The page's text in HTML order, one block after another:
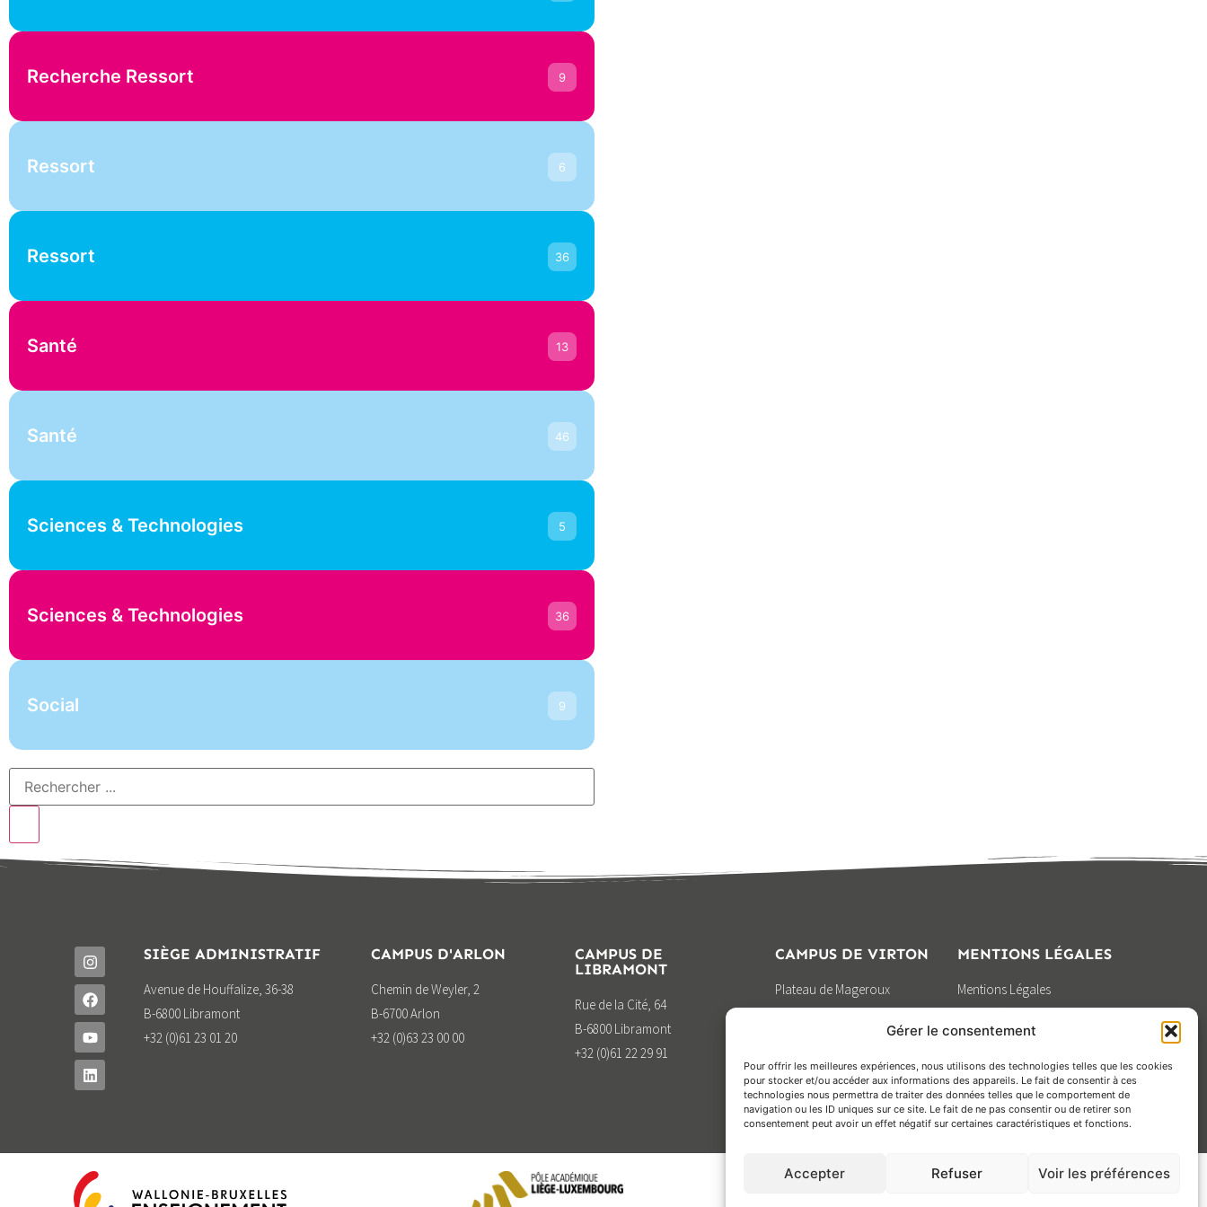
Gérer le consentement
Pour offrir les meilleures expériences, nous utilisons des technologies telles que les cookies
pour stocker et/ou accéder aux informations des appareils. Le fait de consentir à ces
technologies nous permettra de traiter des données telles que le comportement de
navigation ou les ID uniques sur ce site. Le fait de ne pas consentir ou de retirer son
consentement peut avoir un effet négatif sur certaines caractéristiques et fonctions.
Accepter Refuser Voir les préférences
Recherche Ressort 9
Ressort 6
Ressort 36
Santé 13
Santé 46
Sciences & Technologies 5
Sciences & Technologies 36
Social 9
SIÈGE ADMINISTRATIF
Avenue de Houffalize, 36-38
B-6800 Libramont
+32 (0)61 23 01 20
CAMPUS D'ARLON
Chemin de Weyler, 2
B-6700 Arlon
+32 (0)63 23 00 00
CAMPUS DE
LIBRAMONT
Rue de la Cité, 64
B-6800 Libramont
+32 (0)61 22 29 91
CAMPUS DE VIRTON
Plateau de Mageroux
B-6760 Virton
MENTIONS LÉGALES
Mentions Légales
Vie privée
Gestion des Cookies
Design by
BOOSTCOMMUNICATION